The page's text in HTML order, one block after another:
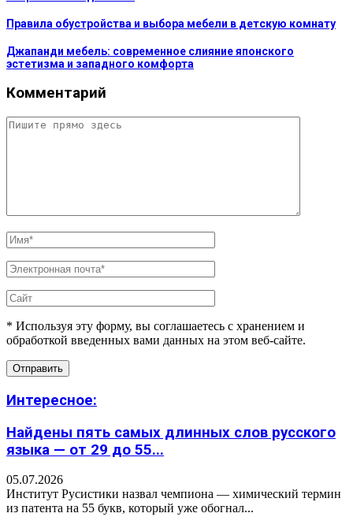
Правила обустройства и выбора мебели в детскую комнату
Джапанди мебель: современное слияние японского
эстетизма и западного комфорта
Комментарий
* Используя эту форму, вы соглашаетесь с хранением и
обработкой введенных вами данных на этом веб-сайте.
Интересное:
Найдены пять самых длинных слов русского
языка — от 29 до 55...
05.07.2026
Институт Русистики назвал чемпиона — химический термин
из патента на 55 букв, который уже обогнал...